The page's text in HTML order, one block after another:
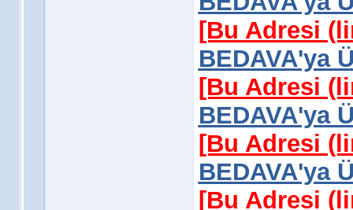
[Bu Adresi
BEDAVA'ya
[Bu Adresi
BEDAVA'ya
[Bu Adresi
BEDAVA'ya
[Bu Adresi